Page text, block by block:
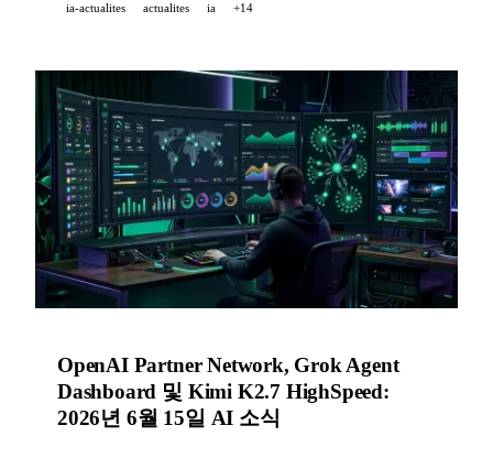
다.
ia-actualites actualites ia +14
OpenAI Partner Network, Grok Agent
Dashboard 및 Kimi K2.7 HighSpeed:
2026년 6월 15일 AI 소식